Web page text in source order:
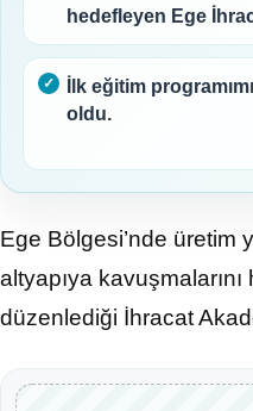
hedefleyen Ege
İlk eğitim
oldu.
Ege Bölgesi’nde üretim
altyapıya
düzenlediği İhracat